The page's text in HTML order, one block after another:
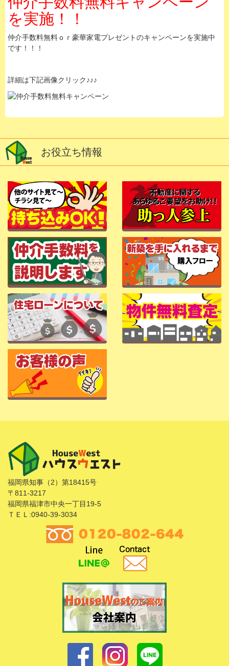
を実施！！
仲介手数料無料ｏｒ豪華家電プレゼントのキャンペーンを実施中
です！！！
詳細は下記画像クリック♪♪♪
お役立ち情報
福岡県知事（2）第18415号
〒811-3217
福岡県福津市中央一丁目19-5
ＴＥＬ:0940-39-3034